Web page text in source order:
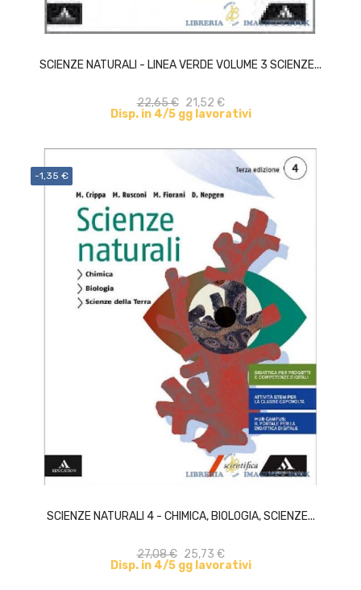
SCIENZE NATURALI - LINEA VERDE VOLUME 3 SCIENZE...
22,65 € 21,52 €
Disp. in 4/5 gg lavorativi
ACQUISTA
-1,35 €
SCIENZE NATURALI 4 - CHIMICA, BIOLOGIA, SCIENZE...
27,08 € 25,73 €
Disp. in 4/5 gg lavorativi
ACQUISTA